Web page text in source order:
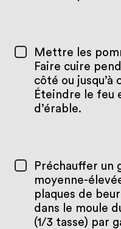
Mettre les
Faire cuire
côté ou jusqu’à
Éteindre le feu
d’érable.
Préchauffer un
moyenne-
plaques de
dans le moule
(1/3 tasse) par